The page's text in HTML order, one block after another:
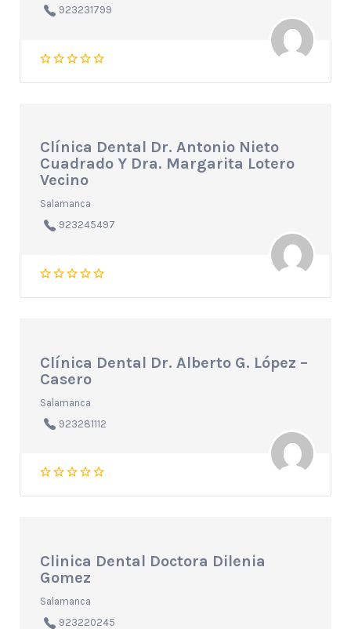
923231799
Clínica Dental Dr. Antonio Nieto
Cuadrado Y Dra. Margarita Lotero
Vecino
Salamanca
923245497
Clínica Dental Dr. Alberto G. López –
Casero
Salamanca
923281112
Clinica Dental Doctora Dilenia
Gomez
Salamanca
923220245